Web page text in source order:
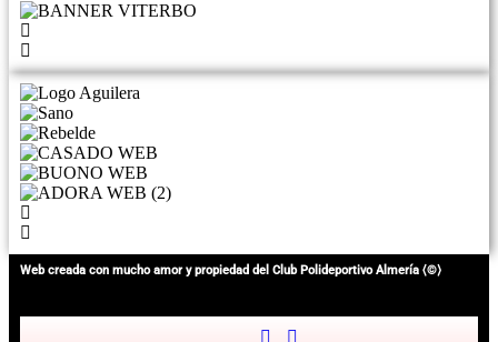
Web creada con mucho amor y propiedad del Club Polideportivo Almería ⟨©⟩